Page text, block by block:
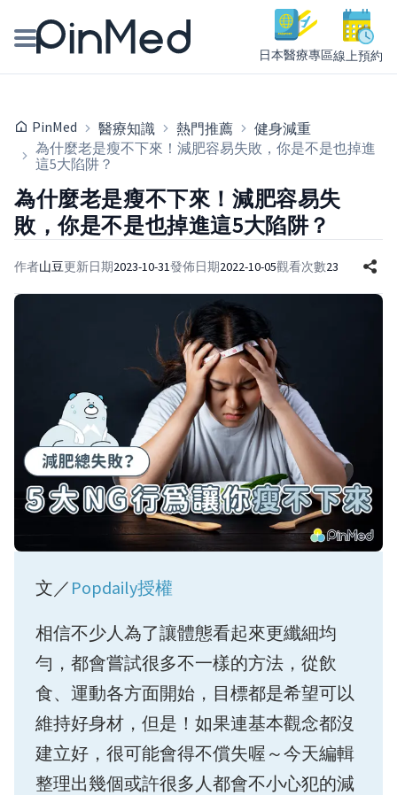
日本醫療專區線上預約
醫師專欄專訪
健康主題館
我是醫療人員
PinMed 醫療知識 熱門推薦
健身減重
為什麼老是瘦不下來！減肥容易失敗，你是不是也掉進
這5大陷阱？
為什麼老是瘦不下來！減肥容易失
敗，你是不是也掉進這5大陷阱？
作者山豆更新日期2023-10-31發佈日期2022-10-05觀看次數23
文／ Popdaily授權
相信不少人為了讓體態看起來更纖細均
勻，都會嘗試很多不一樣的方法，從飲
食、運動各方面開始，目標都是希望可以
維持好身材，但是！如果連基本觀念都沒
建立好，很可能會得不償失喔～今天編輯
整理出幾個或許很多人都會不小心犯的減